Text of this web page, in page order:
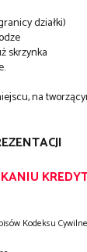
działki)
skrzynka
na
Kodeksu